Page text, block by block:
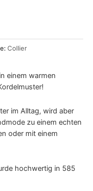
Collier
einem warmen
im Alltag, wird aber
zu einem echten
oder mit einem
hochwertig in 585